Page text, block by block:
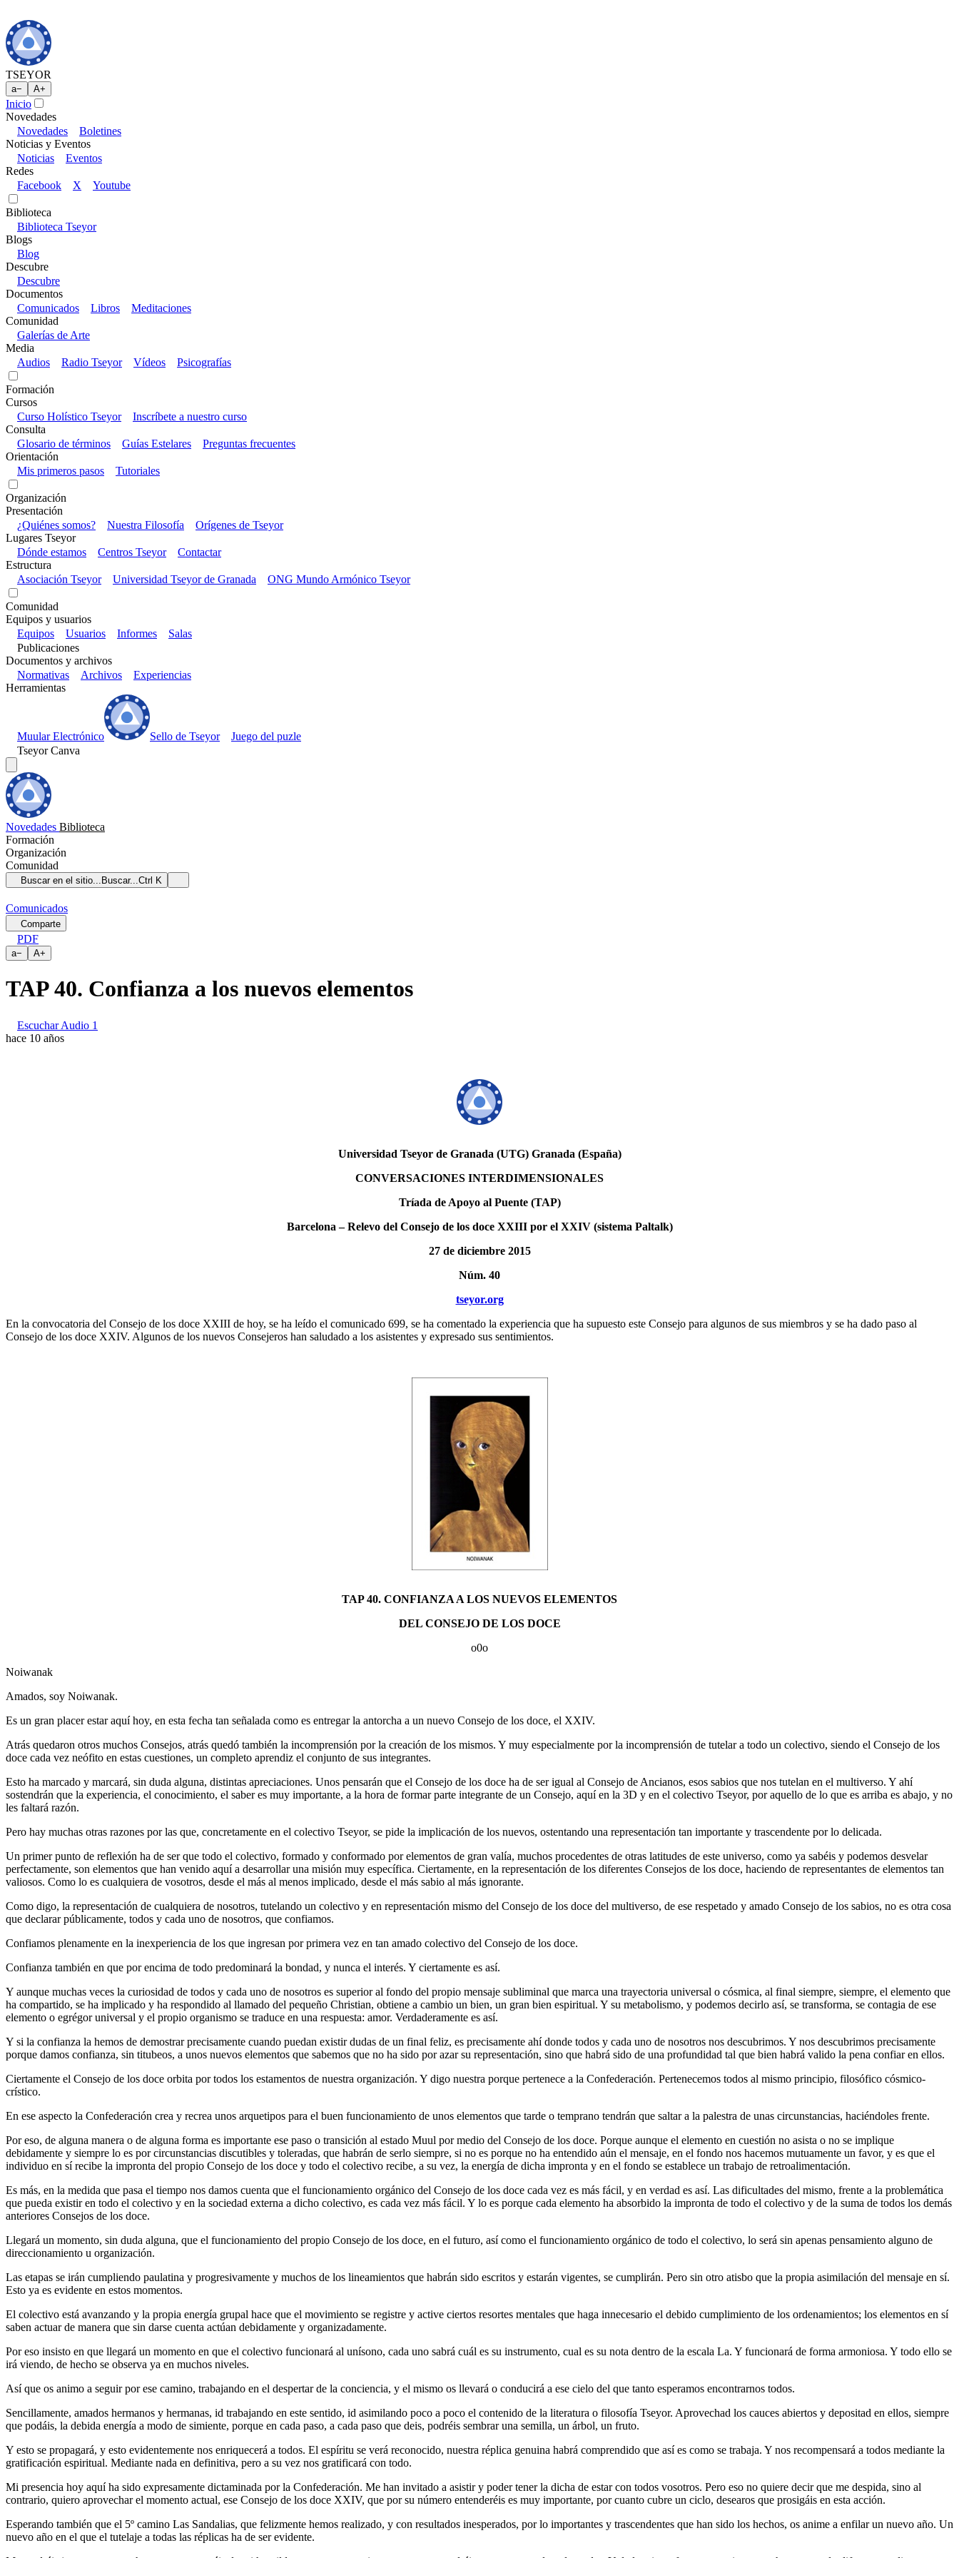
TSEYOR
a− A+
Inicio
Novedades
Novedades
Boletines
Noticias y Eventos
Noticias
Eventos
Redes
Facebook
X Youtube
Biblioteca
Biblioteca Tseyor
Blogs
Blog
Descubre
Descubre
Documentos
Comunicados
Libros
Meditaciones
Comunidad
Galerías de Arte
Media
Audios
Radio Tseyor Vídeos Psicografías
Formación
Cursos
Curso Holístico Tseyor
Inscríbete a nuestro curso
Consulta
Glosario de términos
Guías Estelares
Preguntas frecuentes
Orientación
Mis primeros pasos
Tutoriales
Organización
Presentación
¿Quiénes somos?
Nuestra Filosofía
Orígenes de Tseyor
Lugares Tseyor
Dónde estamos
Centros Tseyor
Contactar
Estructura
Asociación Tseyor
Universidad Tseyor de Granada ONG Mundo Armónico Tseyor
Comunidad
Equipos y usuarios
Equipos
Usuarios Informes
Salas
Publicaciones
Documentos y archivos
Normativas
Archivos
Experiencias
Herramientas
Muular Electrónico Sello de Tseyor
Juego del puzle
Tseyor Canva
Novedades Biblioteca
Formación
Organización
Comunidad
Buscar en el sitio... Buscar...Ctrl K
Comunicados
Comparte
PDF
a− A+
TAP 40. Confianza a los nuevos elementos
Escuchar Audio 1
hace 10 años
Universidad Tseyor de Granada (UTG) Granada (España)
CONVERSACIONES INTERDIMENSIONALES
Tríada de Apoyo al Puente (TAP)
Barcelona – Relevo del Consejo de los doce XXIII por el XXIV (sistema Paltalk)
27 de diciembre 2015
Núm. 40
tseyor.org
En la convocatoria del Consejo de los doce XXIII de hoy, se ha leído el comunicado 699, se ha comentado la experiencia que ha supuesto este Consejo para algunos de sus miembros y se ha dado paso al
Consejo de los doce XXIV. Algunos de los nuevos Consejeros han saludado a los asistentes y expresado sus sentimientos.
TAP 40. CONFIANZA A LOS NUEVOS ELEMENTOS
DEL CONSEJO DE LOS DOCE
o0o
Noiwanak
Amados, soy Noiwanak.
Es un gran placer estar aquí hoy, en esta fecha tan señalada como es entregar la antorcha a un nuevo Consejo de los doce, el XXIV.
Atrás quedaron otros muchos Consejos, atrás quedó también la incomprensión por la creación de los mismos. Y muy especialmente por la incomprensión de tutelar a todo un colectivo, siendo el Consejo de los
doce cada vez neófito en estas cuestiones, un completo aprendiz el conjunto de sus integrantes.
Esto ha marcado y marcará, sin duda alguna, distintas apreciaciones. Unos pensarán que el Consejo de los doce ha de ser igual al Consejo de Ancianos, esos sabios que nos tutelan en el multiverso. Y ahí
sostendrán que la experiencia, el conocimiento, el saber es muy importante, a la hora de formar parte integrante de un Consejo, aquí en la 3D y en el colectivo Tseyor, por aquello de lo que es arriba es abajo, y no
les faltará razón.
Pero hay muchas otras razones por las que, concretamente en el colectivo Tseyor, se pide la implicación de los nuevos, ostentando una representación tan importante y trascendente por lo delicada.
Un primer punto de reflexión ha de ser que todo el colectivo, formado y conformado por elementos de gran valía, muchos procedentes de otras latitudes de este universo, como ya sabéis y podemos desvelar
perfectamente, son elementos que han venido aquí a desarrollar una misión muy específica. Ciertamente, en la representación de los diferentes Consejos de los doce, haciendo de representantes de elementos tan
valiosos. Como lo es cualquiera de vosotros, desde el más al menos implicado, desde el más sabio al más ignorante.
Como digo, la representación de cualquiera de nosotros, tutelando un colectivo y en representación mismo del Consejo de los doce del multiverso, de ese respetado y amado Consejo de los sabios, no es otra cosa
que declarar públicamente, todos y cada uno de nosotros, que confiamos.
Confiamos plenamente en la inexperiencia de los que ingresan por primera vez en tan amado colectivo del Consejo de los doce.
Confianza también en que por encima de todo predominará la bondad, y nunca el interés. Y ciertamente es así.
Y aunque muchas veces la curiosidad de todos y cada uno de nosotros es superior al fondo del propio mensaje subliminal que marca una trayectoria universal o cósmica, al final siempre, siempre, el elemento que
ha compartido, se ha implicado y ha respondido al llamado del pequeño Christian, obtiene a cambio un bien, un gran bien espiritual. Y su metabolismo, y podemos decirlo así, se transforma, se contagia de ese
elemento o egrégor universal y el propio organismo se traduce en una respuesta: amor. Verdaderamente es así.
Y si la confianza la hemos de demostrar precisamente cuando puedan existir dudas de un final feliz, es precisamente ahí donde todos y cada uno de nosotros nos descubrimos. Y nos descubrimos precisamente
porque damos confianza, sin titubeos, a unos nuevos elementos que sabemos que no ha sido por azar su representación, sino que habrá sido de una profundidad tal que bien habrá valido la pena confiar en ellos.
Ciertamente el Consejo de los doce orbita por todos los estamentos de nuestra organización. Y digo nuestra porque pertenece a la Confederación. Pertenecemos todos al mismo principio, filosófico cósmico-
crístico.
En ese aspecto la Confederación crea y recrea unos arquetipos para el buen funcionamiento de unos elementos que tarde o temprano tendrán que saltar a la palestra de unas circunstancias, haciéndoles frente.
Por eso, de alguna manera o de alguna forma es importante ese paso o transición al estado Muul por medio del Consejo de los doce. Porque aunque el elemento en cuestión no asista o no se implique
debidamente y siempre lo es por circunstancias discutibles y toleradas, que habrán de serlo siempre, si no es porque no ha entendido aún el mensaje, en el fondo nos hacemos mutuamente un favor, y es que el
individuo en sí recibe la impronta del propio Consejo de los doce y todo el colectivo recibe, a su vez, la energía de dicha impronta y en el fondo se establece un trabajo de retroalimentación.
Es más, en la medida que pasa el tiempo nos damos cuenta que el funcionamiento orgánico del Consejo de los doce cada vez es más fácil, y en verdad es así. Las dificultades del mismo, frente a la problemática
que pueda existir en todo el colectivo y en la sociedad externa a dicho colectivo, es cada vez más fácil. Y lo es porque cada elemento ha absorbido la impronta de todo el colectivo y de la suma de todos los demás
anteriores Consejos de los doce.
Llegará un momento, sin duda alguna, que el funcionamiento del propio Consejo de los doce, en el futuro, así como el funcionamiento orgánico de todo el colectivo, lo será sin apenas pensamiento alguno de
direccionamiento u organización.
Las etapas se irán cumpliendo paulatina y progresivamente y muchos de los lineamientos que habrán sido escritos y estarán vigentes, se cumplirán. Pero sin otro atisbo que la propia asimilación del mensaje en sí.
Esto ya es evidente en estos momentos.
El colectivo está avanzando y la propia energía grupal hace que el movimiento se registre y active ciertos resortes mentales que haga innecesario el debido cumplimiento de los ordenamientos; los elementos en sí
saben actuar de manera que sin darse cuenta actúan debidamente y organizadamente.
Por eso insisto en que llegará un momento en que el colectivo funcionará al unísono, cada uno sabrá cuál es su instrumento, cual es su nota dentro de la escala La. Y funcionará de forma armoniosa. Y todo ello se
irá viendo, de hecho se observa ya en muchos niveles.
Así que os animo a seguir por ese camino, trabajando en el despertar de la conciencia, y el mismo os llevará o conducirá a ese cielo del que tanto esperamos encontrarnos todos.
Sencillamente, amados hermanos y hermanas, id trabajando en este sentido, id asimilando poco a poco el contenido de la literatura o filosofía Tseyor. Aprovechad los cauces abiertos y depositad en ellos, siempre
que podáis, la debida energía a modo de simiente, porque en cada paso, a cada paso que deis, podréis sembrar una semilla, un árbol, un fruto.
Y esto se propagará, y esto evidentemente nos enriquecerá a todos. El espíritu se verá reconocido, nuestra réplica genuina habrá comprendido que así es como se trabaja. Y nos recompensará a todos mediante la
gratificación espiritual. Mediante nada en definitiva, pero a su vez nos gratificará con todo.
Mi presencia hoy aquí ha sido expresamente dictaminada por la Confederación. Me han invitado a asistir y poder tener la dicha de estar con todos vosotros. Pero eso no quiere decir que me despida, sino al
contrario, quiero aprovechar el momento actual, ese Consejo de los doce XXIV, que por su número entenderéis es muy importante, por cuanto cubre un ciclo, desearos que prosigáis en esta acción.
Esperando también que el 5º camino Las Sandalias, que felizmente hemos realizado, y con resultados inesperados, por lo importantes y trascendentes que han sido los hechos, os anime a enfilar un nuevo año. Un
nuevo año en el que el tutelaje a todas las réplicas ha de ser evidente.